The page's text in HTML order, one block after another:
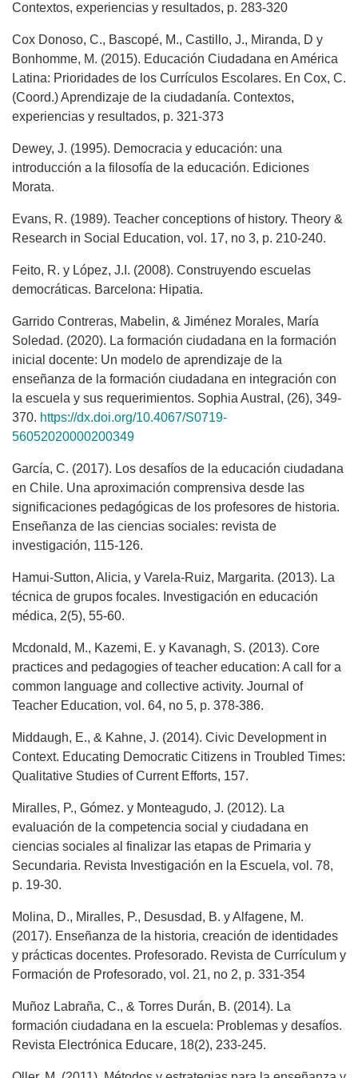
Contextos, experiencias y resultados, p. 283-320
Cox Donoso, C., Bascopé, M., Castillo, J., Miranda, D y
Bonhomme, M. (2015). Educación Ciudadana en América
Latina: Prioridades de los Currículos Escolares. En Cox, C.
(Coord.) Aprendizaje de la ciudadanía. Contextos,
experiencias y resultados, p. 321-373
Dewey, J. (1995). Democracia y educación: una
introducción a la filosofía de la educación. Ediciones
Morata.
Evans, R. (1989). Teacher conceptions of history. Theory &
Research in Social Education, vol. 17, no 3, p. 210-240.
Feito, R. y López, J.I. (2008). Construyendo escuelas
democráticas. Barcelona: Hipatia.
Garrido Contreras, Mabelin, & Jiménez Morales, María
Soledad. (2020). La formación ciudadana en la formación
inicial docente: Un modelo de aprendizaje de la
enseñanza de la formación ciudadana en integración con
la escuela y sus requerimientos. Sophia Austral, (26), 349-
370. https://dx.doi.org/10.4067/S0719-
56052020000200349
García, C. (2017). Los desafíos de la educación ciudadana
en Chile. Una aproximación comprensiva desde las
significaciones pedagógicas de los profesores de historia.
Enseñanza de las ciencias sociales: revista de
investigación, 115-126.
Hamui-Sutton, Alicia, y Varela-Ruiz, Margarita. (2013). La
técnica de grupos focales. Investigación en educación
médica, 2(5), 55-60.
Mcdonald, M., Kazemi, E. y Kavanagh, S. (2013). Core
practices and pedagogies of teacher education: A call for a
common language and collective activity. Journal of
Teacher Education, vol. 64, no 5, p. 378-386.
Middaugh, E., & Kahne, J. (2014). Civic Development in
Context. Educating Democratic Citizens in Troubled Times:
Qualitative Studies of Current Efforts, 157.
Miralles, P., Gómez. y Monteagudo, J. (2012). La
evaluación de la competencia social y ciudadana en
ciencias sociales al finalizar las etapas de Primaria y
Secundaria. Revista Investigación en la Escuela, vol. 78,
p. 19-30.
Molina, D., Miralles, P., Desusdad, B. y Alfagene, M.
(2017). Enseñanza de la historia, creación de identidades
y prácticas docentes. Profesorado. Revista de Currículum y
Formación de Profesorado, vol. 21, no 2, p. 331-354
Muñoz Labraña, C., & Torres Durán, B. (2014). La
formación ciudadana en la escuela: Problemas y desafíos.
Revista Electrónica Educare, 18(2), 233-245.